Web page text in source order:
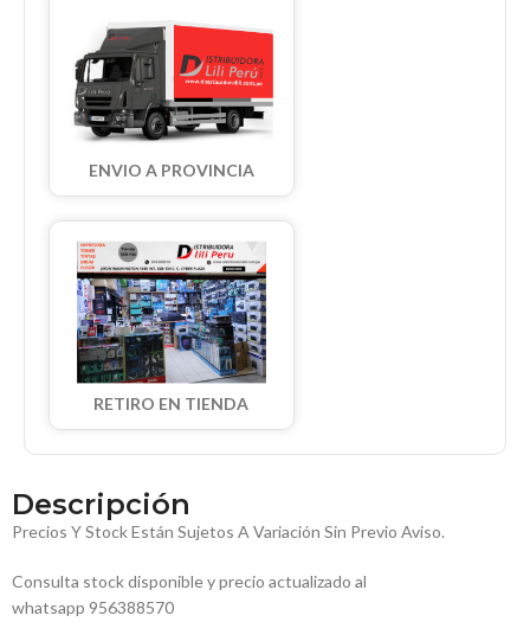
ENVIO A PROVINCIA
RETIRO EN TIENDA
Descripción
Precios Y Stock Están Sujetos A Variación Sin Previo Aviso.
Consulta stock disponible y precio actualizado al
whatsapp 956388570